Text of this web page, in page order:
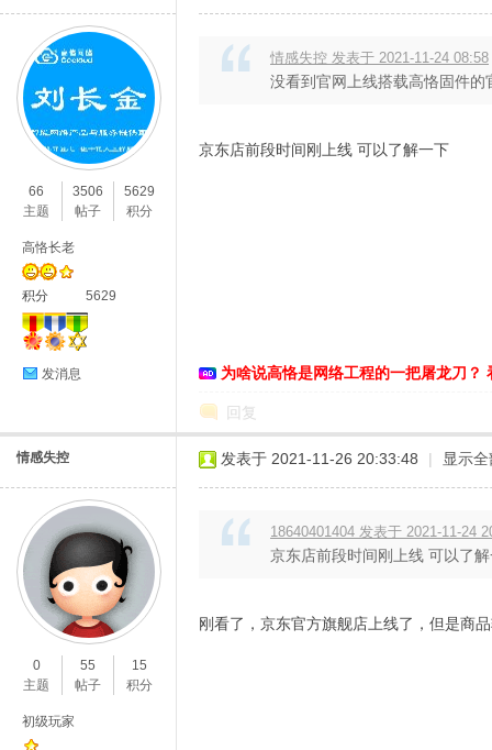
66
主题
3506
帖子
5629
积分
高恪长老
积分 5629
发消息
情感失控 发表于 2021-11-24 08:58
没看到官网上线搭载高恪固件的
京东店前段时间刚上线 可以了解一下
为啥说高恪是网络工程的一把屠龙刀？
回复
情感失控
0
主题
55
帖子
15
积分
初级玩家
发表于 2021-11-26 20:33:48 | 显示
18640401404 发表于 2021-11-24
京东店前段时间刚上线 可以了
刚看了，京东官方旗舰店上线了，但是商